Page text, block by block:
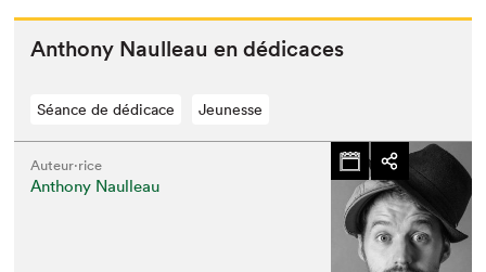
Antho­ny Naul­leau en dédicaces
Séance de dédicace Jeunesse
Auteur·rice
Anthony Naulleau